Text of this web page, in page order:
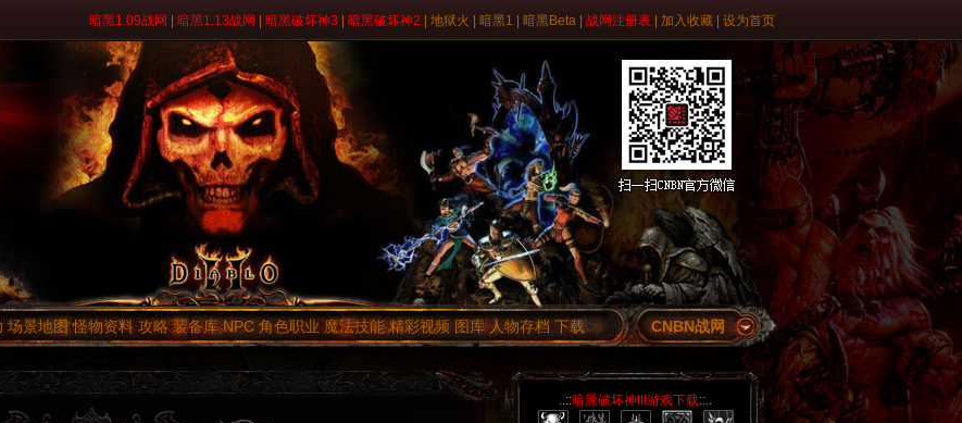
暗黑1.09战网 暗黑1.13战网 暗黑破坏神3 暗黑破坏神2 地狱火 暗黑1 暗黑Beta 战网注册表 加入收藏 设为首页
场景地图 怪物资料 攻略 装备库 NPC 角色职业 魔法技能 精彩视频 图库 人物存档 下载 CNBN战网
..::暗黑破坏神III游戏下载::..